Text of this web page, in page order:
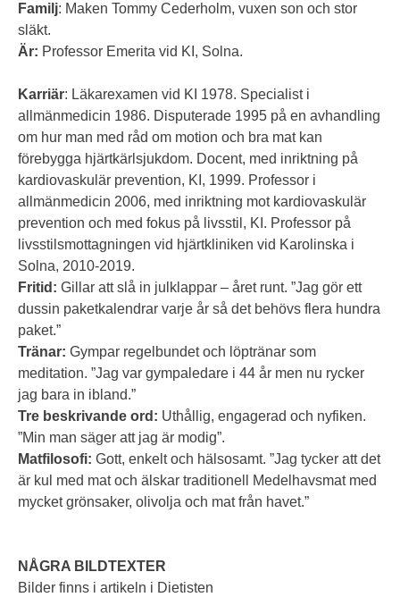
Familj: Maken Tommy Cederholm, vuxen son och stor
släkt.
Är: Professor Emerita vid KI, Solna.
Karriär: Läkarexamen vid KI 1978. Specialist i
allmänmedicin 1986. Disputerade 1995 på en avhandling
om hur man med råd om motion och bra mat kan
förebygga hjärtkärlsjukdom. Docent, med inriktning på
kardiovaskulär prevention, KI, 1999. Professor i
allmänmedicin 2006, med inriktning mot kardiovaskulär
prevention och med fokus på livsstil, KI. Professor på
livsstilsmottagningen vid hjärtkliniken vid Karolinska i
Solna, 2010-2019.
Fritid: Gillar att slå in julklappar – året runt. ”Jag gör ett
dussin paketkalendrar varje år så det behövs flera hundra
paket.”
Tränar: Gympar regelbundet och löptränar som
meditation. ”Jag var gympaledare i 44 år men nu rycker
jag bara in ibland.”
Tre beskrivande ord: Uthållig, engagerad och nyfiken.
”Min man säger att jag är modig”.
Matfilosofi: Gott, enkelt och hälsosamt. ”Jag tycker att det
är kul med mat och älskar traditionell Medelhavsmat med
mycket grönsaker, olivolja och mat från havet.”
NÅGRA BILDTEXTER
Bilder finns i artikeln i Dietisten